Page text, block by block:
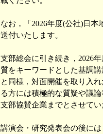
なお，「2026年度(公社)日
送付いたします。
支部総会に引き続き，2026
質をキーワードとした基調
と同様，対面開催を取り入
る方には積極的な質疑や議
支部協賛企業までとさせて
講演会・研究発表会の後に